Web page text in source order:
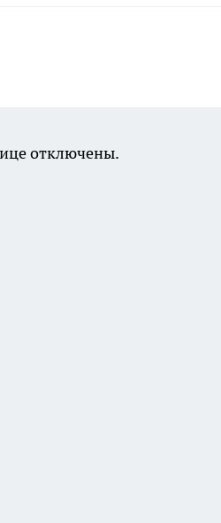
отключены.